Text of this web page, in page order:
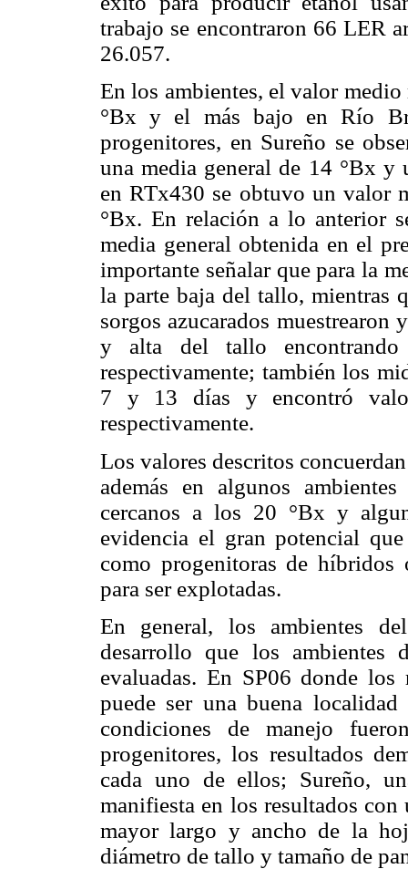
trabajo se encontraron 66 LER
26.057.
En los ambientes, el valor
°Bx y el más bajo en Río
progenitores, en Sureño se
una media general de 14 °Bx y
en RTx430 se obtuvo un valor
°Bx. En relación a lo anterior
media general obtenida en el
importante señalar que para la
la parte baja del tallo, mientras
sorgos azucarados
y alta del tallo
respectivamente; también los
7 y 13 días y encontró
respectivamente.
Los valores descritos
además en algunos
cercanos a los 20 °Bx y
evidencia el gran potencial
como progenitoras de
para ser explotadas.
En general, los ambientes
desarrollo que los ambientes
evaluadas. En SP06 donde
puede ser una buena
condiciones de manejo
progenitores, los resultados
cada uno de ellos; Sureño,
manifiesta en los resultados
mayor largo y ancho de la
diámetro de tallo y tamaño de